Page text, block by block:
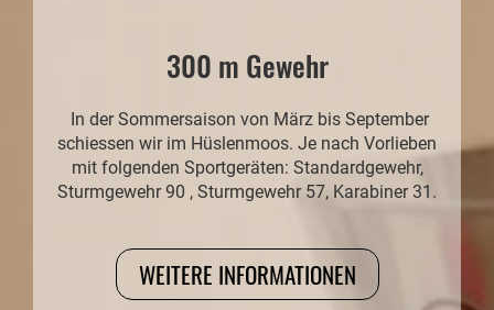
300 m Gewehr
In der Sommersaison von März bis September
schiessen wir im Hüslenmoos. Je nach Vorlieben
mit folgenden Sportgeräten: Standardgewehr,
Sturmgewehr 90 , Sturmgewehr 57, Karabiner 31.
WEITERE INFORMATIONEN